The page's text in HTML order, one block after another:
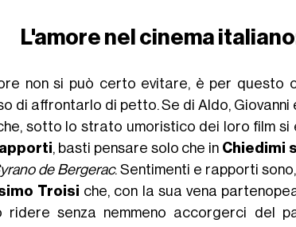
L'amore nel cinema
non si può certo evitare, è per
di affrontarlo di petto. Se di Aldo,
sotto lo strato umoristico dei loro film si
, basti pensare solo che in Chiedimi
de Bergerac. Sentimenti e rapporti
Troisi che, con la sua vena
ridere senza nemmeno accorgerci del